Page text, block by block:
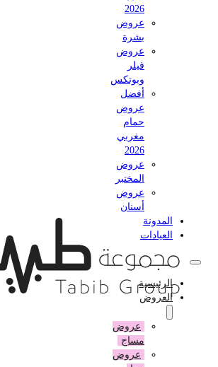
عروض
بشرة
عروض
وبوتكس
أفضل
عروض
حمام
مغربي
عروض
المختبر
عروض
أسنان
المدونة
العيادات
الرئيسية
العروض
عروض
مساج
عروض